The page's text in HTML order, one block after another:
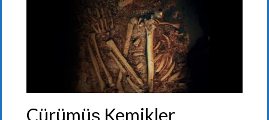
Çürümüş Kemikler